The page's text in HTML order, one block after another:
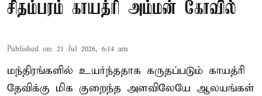
சிதம்பரம் காயத்ரி அம்மன் கோவில்
Published on: 21 Jul 2026, 6:14 am
மந்திரங்களில் உயர்ந்ததாக கருதப்படும் காயத்ரி
தேவிக்கு மிக குறைந்த அளவிலேயே ஆலயங்கள்